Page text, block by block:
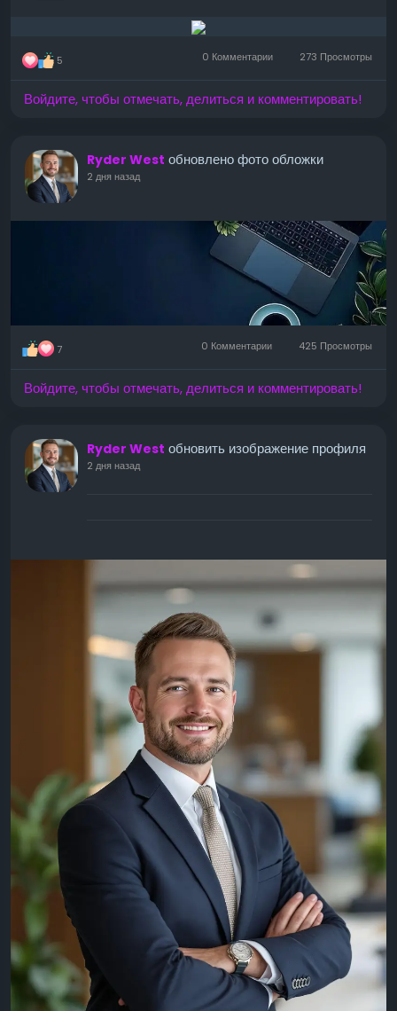
5 0 Комментарии 273 Просмотры
Войдите, чтобы отмечать, делиться и комментировать!
Ryder West обновлено фото обложки
2 дня назад
7 0 Комментарии 425 Просмотры
Войдите, чтобы отмечать, делиться и комментировать!
Ryder West обновить изображение профиля
2 дня назад